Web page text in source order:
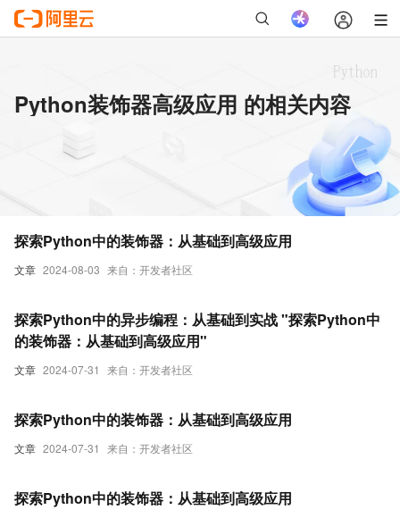
Python装饰器高级应用 的相关内容
文章 2024-08-03 来自：开发者社区
探索Python中的装饰器：从基础到高级应用
文章 2024-07-31 来自：开发者社区
探索Python中的异步编程：从基础到实战 "探索Python中
的装饰器：从基础到高级应用"
文章 2024-07-31 来自：开发者社区
探索Python中的装饰器：从基础到高级应用
探索Python中的装饰器：从基础到高级应用